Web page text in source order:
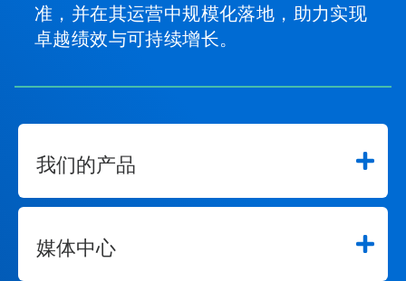
准，并在其运营中规模化落地，助力实现
卓越绩效与可持续增长。
我们的产品
媒体中心